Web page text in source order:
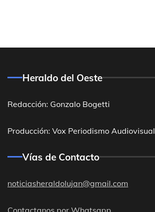
Heraldo del Oeste
Redacción: Gonzalo Bogetti
Producción: Vox Periodismo Audiovisual
Vías de Contacto
noticiasheraldolujan@gmail.com
Contactanos por Whatsapp